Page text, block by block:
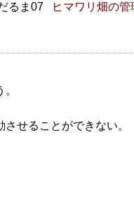
るま07 ヒマワリ畑の管
せることができない。